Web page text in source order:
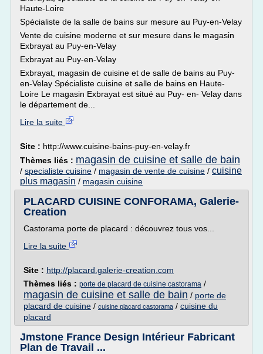
Haute-Loire
Spécialiste de la salle de bains sur mesure au Puy-en-Velay
Vente de cuisine moderne et sur mesure dans le magasin
Exbrayat au Puy-en-Velay
Exbrayat au Puy-en-Velay
Exbrayat, magasin de cuisine et de salle de bains au Puy-
en-Velay Spécialiste cuisine et salle de bains en Haute-
Loire Le magasin Exbrayat est situé au Puy- en- Velay dans
le département de...
Lire la suite
Site : http://www.cuisine-bains-puy-en-velay.fr
Thèmes liés : magasin de cuisine et salle de bain
/ specialiste cuisine / magasin de vente de cuisine / cuisine
plus magasin / magasin cuisine
PLACARD CUISINE CONFORAMA, Galerie-
Creation
Castorama porte de placard : découvrez tous vos...
Lire la suite
Site : http://placard.galerie-creation.com
Thèmes liés : porte de placard de cuisine castorama /
magasin de cuisine et salle de bain / porte de
placard de cuisine / cuisine placard castorama / cuisine du
placard
Jmstone France Design Intérieur Fabricant
Plan de Travail ...